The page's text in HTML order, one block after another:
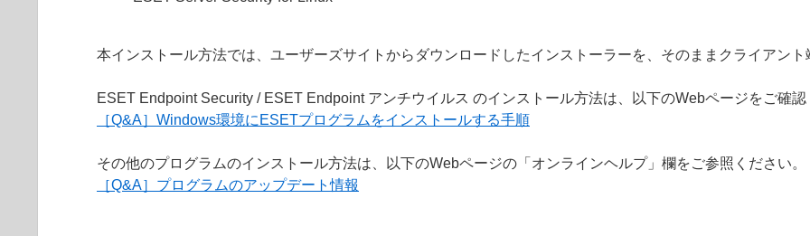
本インストール方法では、ユーザーズサイトからダウンロードしたインストーラーを、そのままクライアン
ESET Endpoint Security / ESET Endpoint アンチウイルス のインストール方法は、以下のWebページをご確
［Q&A］Windows環境にESETプログラムをインストールする手順
その他のプログラムのインストール方法は、以下のWebページの「オンラインヘルプ」欄をご参照ください。
［Q&A］プログラムのアップデート情報